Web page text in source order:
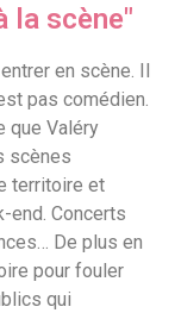
la scène"
en scène. Il
pas comédien.
que Valéry
scènes
territoire et
end. Concerts
De plus en
pour fouler
qui